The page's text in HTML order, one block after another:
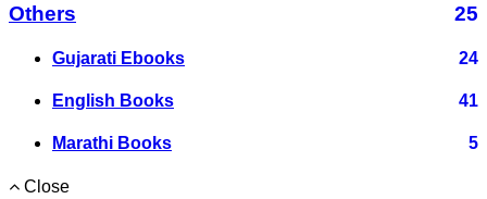
Others 25
Gujarati Ebooks 24
English Books 41
Marathi Books 5
Close